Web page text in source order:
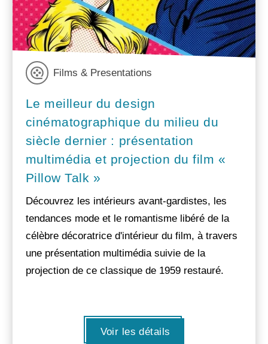
Films & Presentations
Le meilleur du design
cinématographique du milieu du
siècle dernier : présentation
multimédia et projection du film «
Pillow Talk »
Découvrez les intérieurs avant-gardistes, les
tendances mode et le romantisme libéré de la
célèbre décoratrice d'intérieur du film, à travers
une présentation multimédia suivie de la
projection de ce classique de 1959 restauré.
Voir les détails